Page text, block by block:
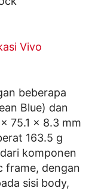
Vivo
beberapa
Blue) dan
75.1 x 8.3 mm
163.5 g
komponen
frame, dengan
sisi body,